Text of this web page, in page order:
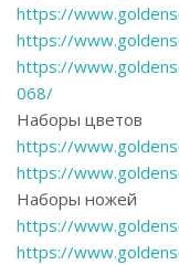
https://
https://
https://
068/
Наборы цветов
https://
https://
Наборы ножей
https://
https://